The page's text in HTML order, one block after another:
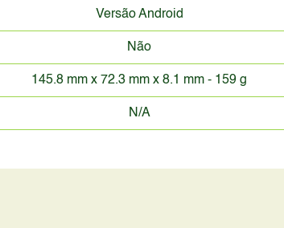
Versão Android
Não
145.8 mm x 72.3 mm x 8.1 mm - 159 g
N/A